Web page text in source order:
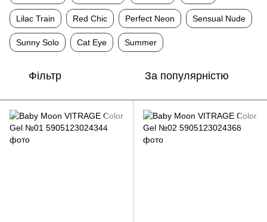
Lilac Train Red Chic Perfect Neon Sensual Nude
Sunny Solo Cat Eye Summer
Фільтр За популярністю